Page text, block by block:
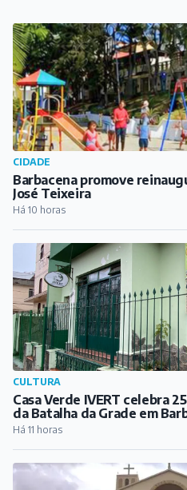
CIDADE
Barbacena promove
José Teixeira
Há 10 horas
CULTURA
Casa Verde IVERT celebra
da Batalha da Grade em
Há 11 horas